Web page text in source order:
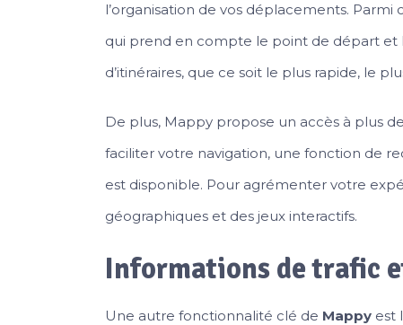
l’organisation de vos déplacements.
qui prend en compte le point de départ et
d’itinéraires, que ce soit le plus rapide, le
De plus, Mappy propose un accès à plus
faciliter votre navigation, une fonction de
est disponible. Pour agrémenter votre
géographiques et des jeux interactifs.
Informations de trafic
Une autre fonctionnalité clé de Mappy est